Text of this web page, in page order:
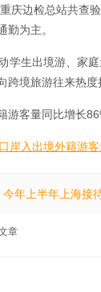
庆边检总站共查
为主。
学生出境游、家
境旅游往来热度
游客量同比增长
岸入出境外籍游
今年上半年上海接
章